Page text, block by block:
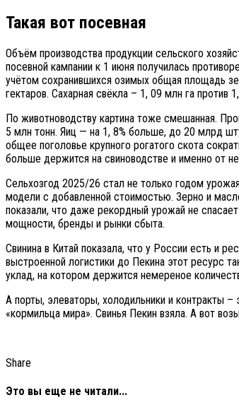
Такая вот посевная
Объём производства продукции сельского
посевной кампании к 1 июня получилась
учётом сохранившихся озимых общая площадь
гектаров. Сахарная свёкла – 1, 09 млн га
По животноводству картина тоже смешанная.
5 млн тонн. Яиц — на 1, 8% больше, до 20 млрд
общее поголовье крупного рогатого скота
больше держится на свиноводстве и именно от
Сельхозгод 2025/26 стал не только годом
модели с добавленной стоимостью. Зерно и
показали, что даже рекордный урожай не
мощности, бренды и рынки сбыта.
Свинина в Китай показала, что у России есть и
выстроенной логистики до Пекина этот ресурс
уклад, на котором держится немереное
А порты, элеваторы, холодильники и контракты
«кормильца мира». Свинья Пекин взяла. А вот
Share
Это вы еще не читали...